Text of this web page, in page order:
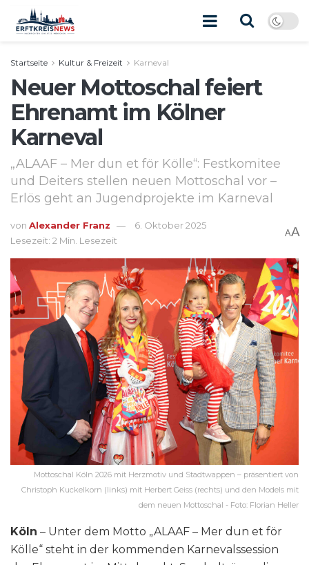
Startseite Kultur & Freizeit Karneval
Neuer Mottoschal feiert
Ehrenamt im Kölner
Karneval
„ALAAF – Mer dun et för Kölle“: Festkomitee
und Deiters stellen neuen Mottoschal vor –
Erlös geht an Jugendprojekte im Karneval
von Alexander Franz
6. Oktober 2025
Lesezeit: 2 Min. Lesezeit
AA
Mottoschal Köln 2026 mit Herzmotiv und Stadtwappen – präsentiert von
Christoph Kuckelkorn (links) mit Herbert Geiss (rechts) und den Models mit
dem neuen Mottoschal - Foto: Florian Heller
Köln – Unter dem Motto „ALAAF – Mer dun et för
Kölle“ steht in der kommenden Karnevalssession